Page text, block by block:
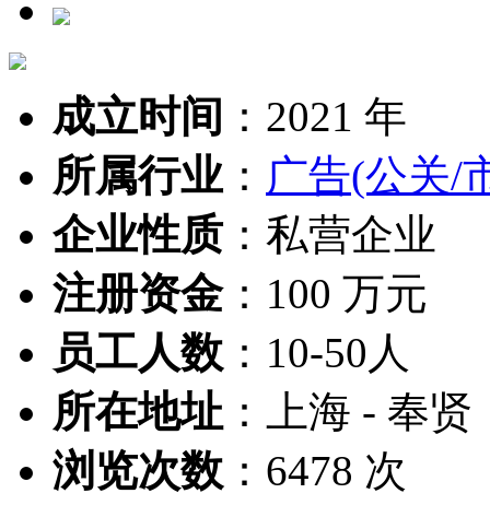
成立时间 ： 2021 年
所属行业： 广告(公关/
企业性质： 私营企业
注册资金： 100 万元
员工人数 ： 10-50人
所在地址 ：
上海 - 奉贤
浏览次数 ： 6478 次